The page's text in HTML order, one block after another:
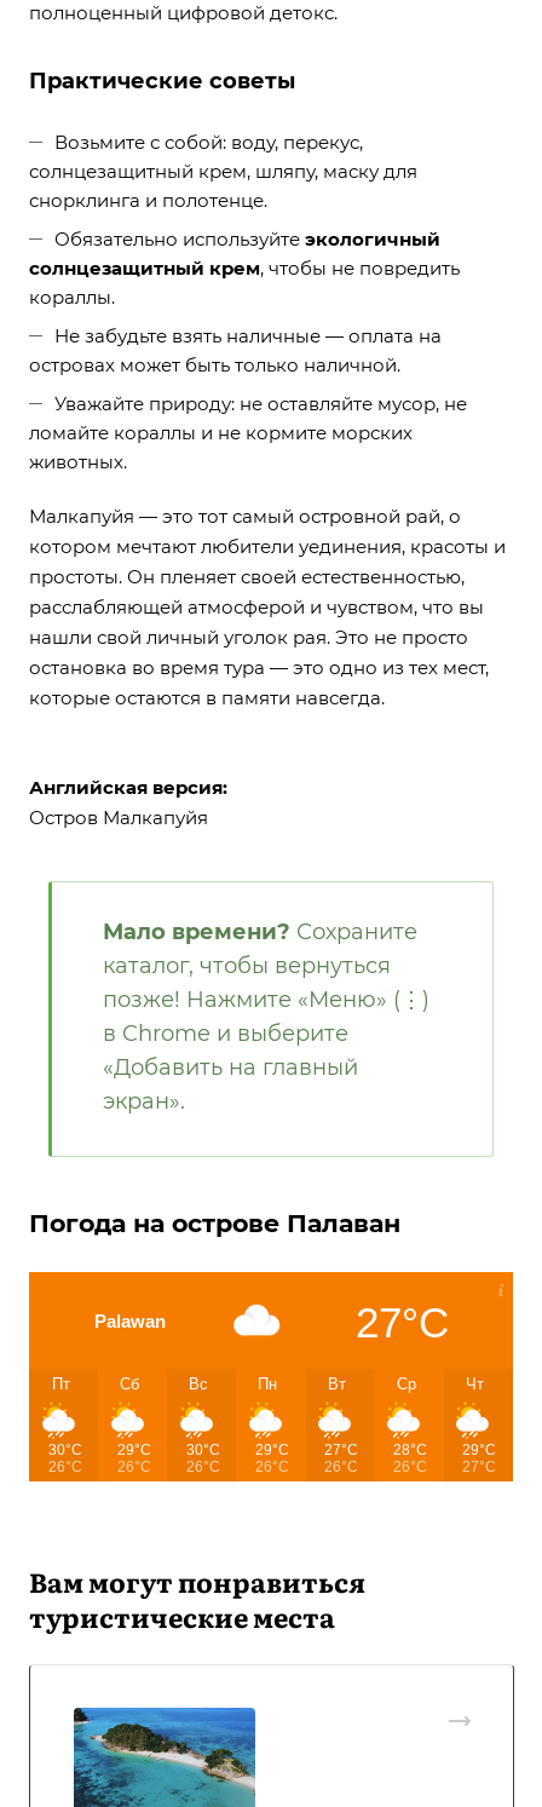
полноценный цифровой детокс.
Практические советы
Возьмите с собой: воду, перекус,
солнцезащитный крем, шляпу, маску для
снорклинга и полотенце.
Обязательно используйте экологичный
солнцезащитный крем, чтобы не повредить
кораллы.
Не забудьте взять наличные — оплата на
островах может быть только наличной.
Уважайте природу: не оставляйте мусор, не
ломайте кораллы и не кормите морских
животных.
Малкапуйя — это тот самый островной рай, о
котором мечтают любители уединения, красоты и
простоты. Он пленяет своей естественностью,
расслабляющей атмосферой и чувством, что вы
нашли свой личный уголок рая. Это не просто
остановка во время тура — это одно из тех мест,
которые остаются в памяти навсегда.
Английская версия:
Остров Малкапуйя
Мало времени? Сохраните
каталог, чтобы вернуться
позже! Нажмите «Меню» (⋮)
в Chrome и выберите
«Добавить на главный
экран».
Погода на острове Палаван
Palawan 27°C
Пт
30°C
26°C
Сб
29°C
26°C
Вс
30°C
26°C
Пн
29°C
26°C
Вт
27°C
26°C
Ср
28°C
26°C
Чт
29°C
27°C
Вам могут понравиться
туристические места